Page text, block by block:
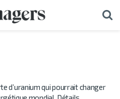
d’uranium qui pourrait changer